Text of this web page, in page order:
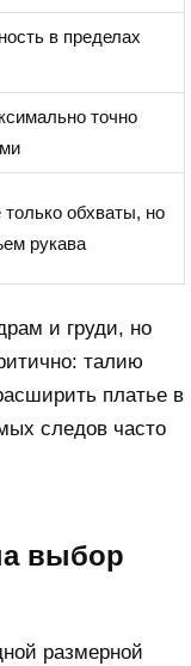
в пределах
точно
обхваты, но
рукава
и груди, но
талию
платье в
следов часто
выбор
размерной